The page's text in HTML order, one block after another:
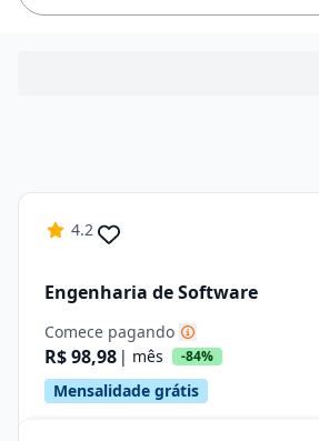
4.2
Engenharia de Software
Comece pagando
R$ 98,98 | mês -84%
Mensalidade grátis